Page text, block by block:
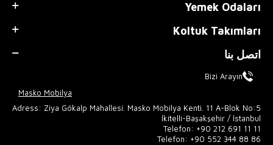
Yemek Odaları
Koltuk Takımları
اتصل بنا
Bizi Arayın
Masko Mobilya
Adress: Ziya Gökalp Mahallesi. Masko Mobilya Kenti. 11 A-Blok No:5
İkitelli-Başakşehir / İstanbul
Telefon: +90 212 691 11 11
Telefon: +90 552 344 88 86